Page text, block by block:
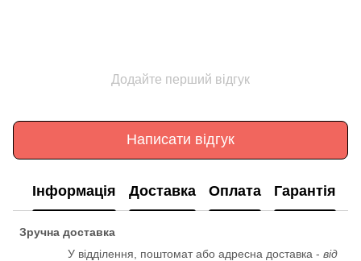
Додайте перший відгук
Написати відгук
Інформація Доставка Оплата Гарантія
Зручна доставка
У відділення, поштомат або адресна доставка - від